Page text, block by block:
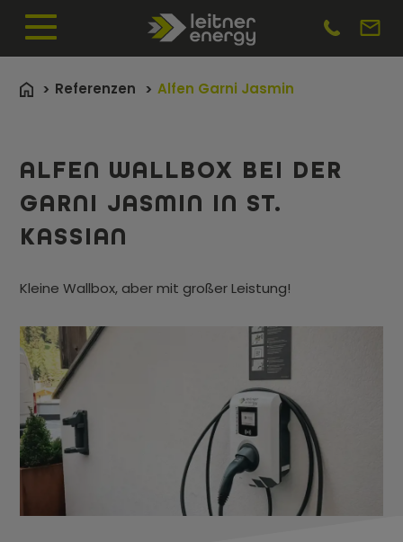
Referenzen Alfen Garni Jasmin
ALFEN WALLBOX BEI DER
GARNI JASMIN IN ST.
KASSIAN
Kleine Wallbox, aber mit großer Leistung!